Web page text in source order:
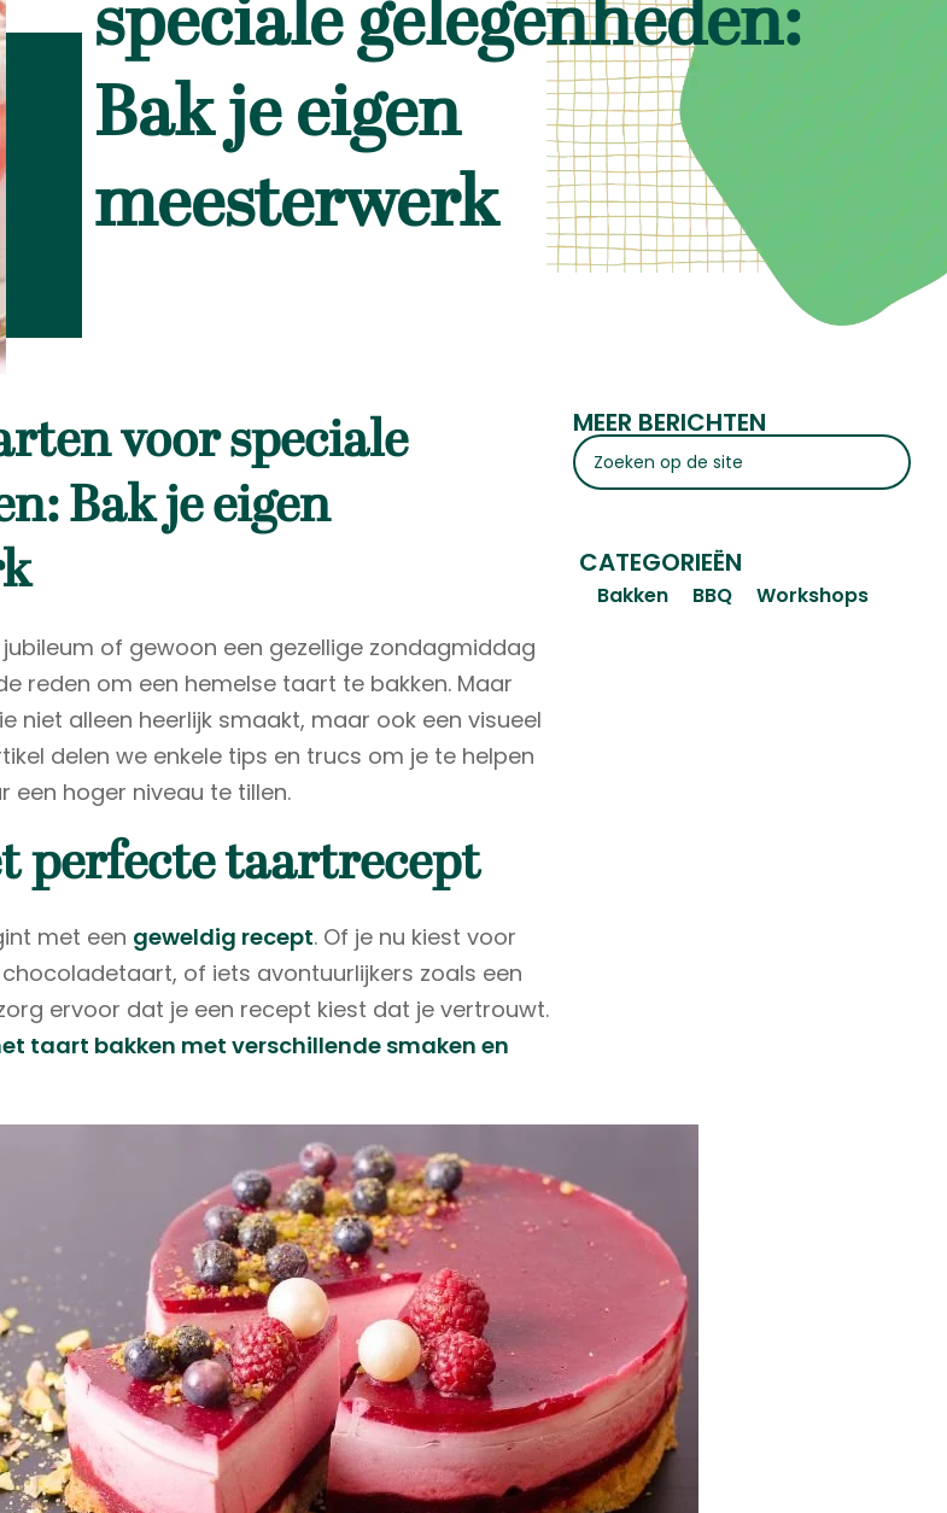
speciale gelegenheden:
Bak je eigen
meesterwerk
voor speciale
Bak je eigen
of gewoon een gezellige zondagmiddag
reden om een hemelse taart te bakken. Maar
niet alleen heerlijk smaakt, maar ook een visueel
delen we enkele tips en trucs om je te helpen
een hoger niveau te tillen.
perfecte taartrecept
met een geweldig recept. Of je nu kiest voor
of iets avontuurlijkers zoals een
ervoor dat je een recept kiest dat je vertrouwt.
taart bakken met verschillende smaken en
MEER BERICHTEN
CATEGORIEËN
Bakken BBQ Workshops